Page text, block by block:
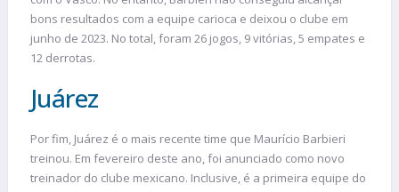
bons resultados com a equipe carioca e deixou o clube em
junho de 2023. No total, foram 26 jogos, 9 vitórias, 5 empates e
12 derrotas.
Juárez
Por fim, Juárez é o mais recente time que Maurício Barbieri
treinou. Em fevereiro deste ano, foi anunciado como novo
treinador do clube mexicano. Inclusive, é a primeira equipe do